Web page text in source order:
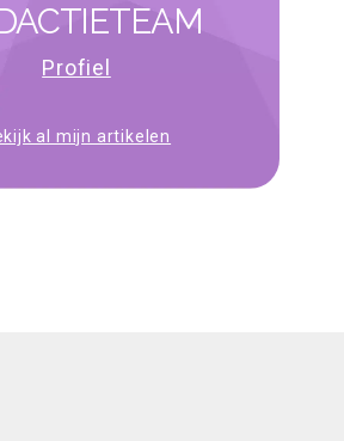
Profiel
al mijn artikelen